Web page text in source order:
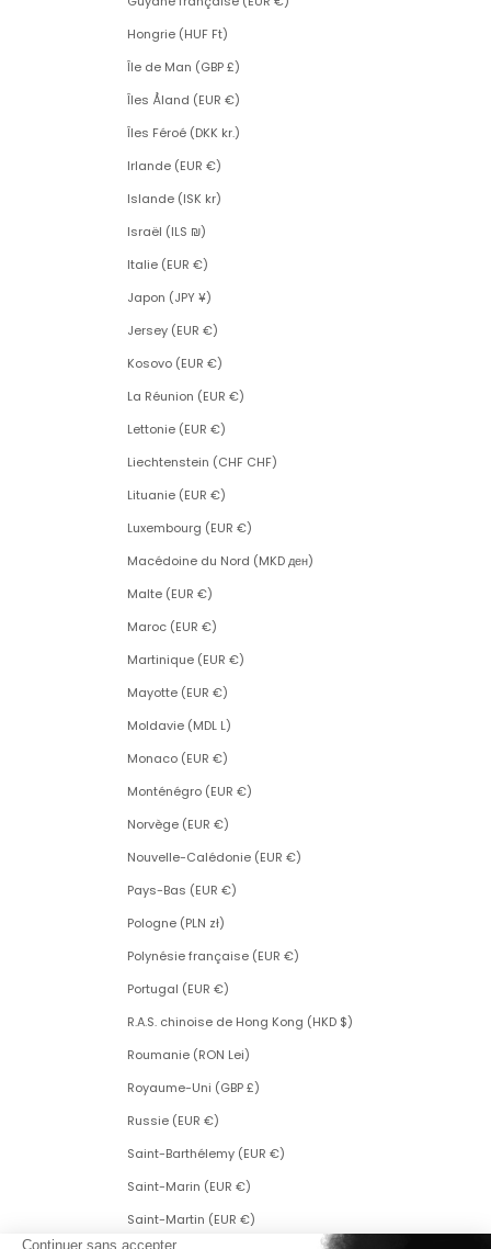
Hongrie (HUF Ft)
Île de Man (GBP £)
Îles Åland (EUR €)
Îles Féroé (DKK kr.)
Irlande (EUR €)
Islande (ISK kr)
Israël (ILS ₪)
Italie (EUR €)
Japon (JPY ¥)
Jersey (EUR €)
Kosovo (EUR €)
La Réunion (EUR €)
Lettonie (EUR €)
Liechtenstein (CHF CHF)
Lituanie (EUR €)
Luxembourg (EUR €)
Macédoine du Nord (MKD ден)
Malte (EUR €)
Maroc (EUR €)
Martinique (EUR €)
Mayotte (EUR €)
Moldavie (MDL L)
Monaco (EUR €)
Monténégro (EUR €)
Norvège (EUR €)
Nouvelle-Calédonie (EUR €)
Pays-Bas (EUR €)
Pologne (PLN zł)
Polynésie française (EUR €)
Portugal (EUR €)
R.A.S. chinoise de Hong Kong (HKD $)
Roumanie (RON Lei)
Royaume-Uni (GBP £)
Russie (EUR €)
Saint-Barthélemy (EUR €)
Saint-Marin (EUR €)
Saint-Martin (EUR €)